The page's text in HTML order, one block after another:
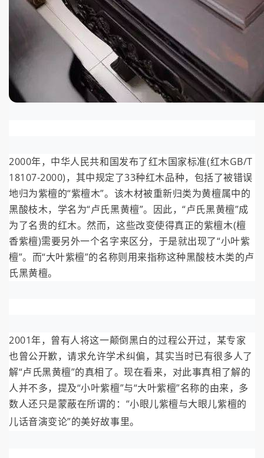
2000年，中华人民共和国发布了红木国家标准(红木GB/T
18107-2000)，其中规定了33种红木品种，包括了被错误
地归为紫檀的“紫檀木”。该木材被重新归类为黄檀属中的
黑酸枝木，学名为“卢氏黑黄檀”。因此，“卢氏黑黄檀”成
为了名贵的红木。然而，这些改变使得真正的紫檀木(檀
香紫檀)需要另外一个名字来区分，于是就出现了“小叶紫
檀”。而“大叶紫檀”的名称则用来指称这种黑酸枝木类的卢
氏黑黄檀。
2001年，曾有人将这一颠倒黑白的过程公开过，某专家
也曾公开歉，请求允许学术纠偏，其实当时已有很多人了
解“卢氏黑黄檀”的真相了。现在看来，对此事真相了解的
人并不多，提及“小叶紫檀”与“大叶紫檀”名称的由来，多
数人还只是蒙蔽在所谓的：“小眼儿紫檀与大眼儿紫檀的
儿话音演变论”的美好故事里。